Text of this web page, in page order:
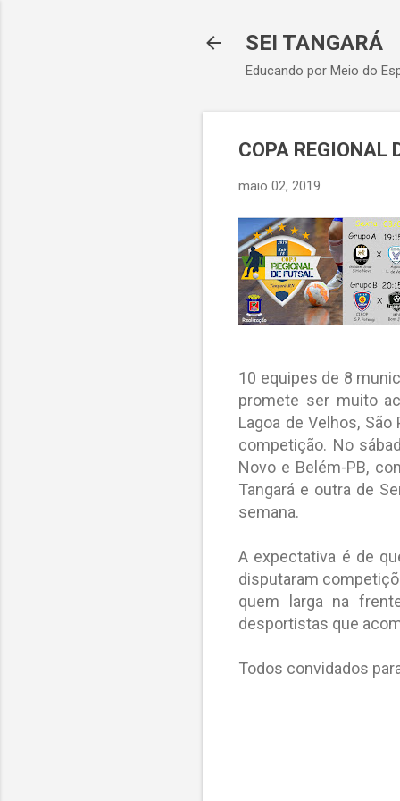
SEI TANGARÁ
Educando por Meio do
COPA REGIONAL
maio 02, 2019
10 equipes de 8
promete ser muito
Lagoa de Velhos,
competição. No
Novo e Belém-PB,
Tangará e outra de
semana.
A expectativa é de
disputaram
quem larga na
desportistas que
Todos convidados